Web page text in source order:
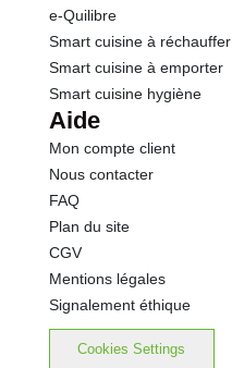
e-Quilibre
Smart cuisine à réchauffer
Smart cuisine à emporter
Smart cuisine hygiène
Aide
Mon compte client
Nous contacter
FAQ
Plan du site
CGV
Mentions légales
Signalement éthique
Cookies Settings